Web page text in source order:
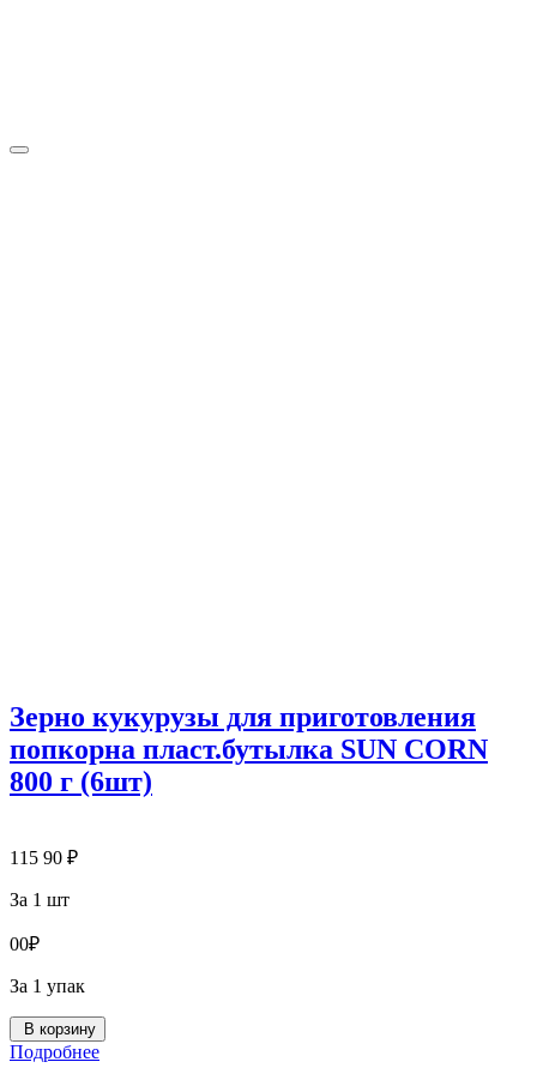
Зерно кукурузы для приготовления
попкорна пласт.бутылка SUN CORN
800 г (6шт)
115 90 ₽
За 1 шт
00₽
За 1 упак
В корзину
Подробнее